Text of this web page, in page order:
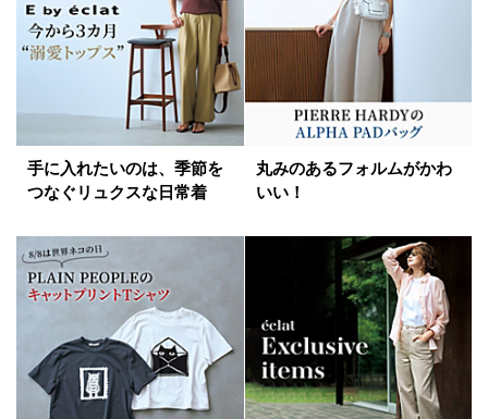
手に入れたいのは、季節を
つなぐリュクスな日常着
丸みのあるフォルムがかわ
いい！